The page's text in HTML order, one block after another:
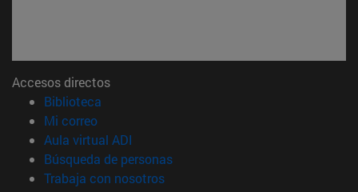
Accesos directos
Biblioteca
Mi correo(abre en nueva ventana)
Aula virtual ADI
Búsqueda de personas(abre en nueva ventana)
Trabaja con nosotros(abre en nueva ventana)